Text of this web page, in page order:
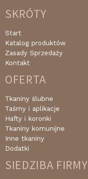
SKRÓTY
Start
Katalog produktów
Zasady Sprzedaży
Kontakt
OFERTA
Tkaniny ślubne
Taśmy i aplikacje
Hafty i koronki
Tkaniny komunijne
Inne tkaniny
Dodatki
SIEDZIBA FIRMY